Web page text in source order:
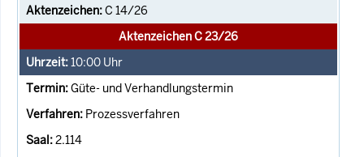
C 14/26
Aktenzeichen C 23/26
10:00 Uhr
Güte- und Verhandlungstermin
Prozessverfahren
2.114